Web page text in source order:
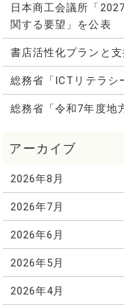
日本商工会議所「
関する要望」を公表
書店活性化プランと
総務省「ICTリテラシ
総務省「令和7年度地
2026年8月
2026年7月
2026年6月
2026年5月
2026年4月